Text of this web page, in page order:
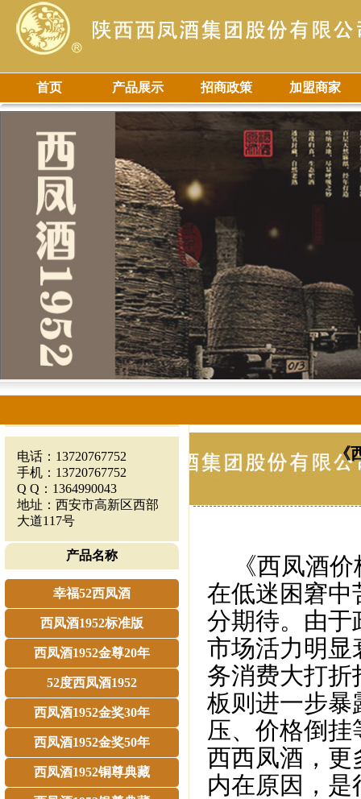
首页 产品展示 招商政策 加盟商家
电话：13720767752
手机：13720767752
Q Q：1364990043
地址：西安市高新区西部
大道117号
产品名称
幸福52西凤酒
西凤酒1952标准版
西凤酒1952金尊20年
52度西凤酒1952
西凤酒1952金奖30年
西凤酒1952金奖50年
西凤酒1952铜尊典藏
《
《西凤酒价
在低迷困窘中
分期待。由于
市场活力明显
务消费大打
板则进一步暴
压、价格倒
西西凤酒，更
内在原因，